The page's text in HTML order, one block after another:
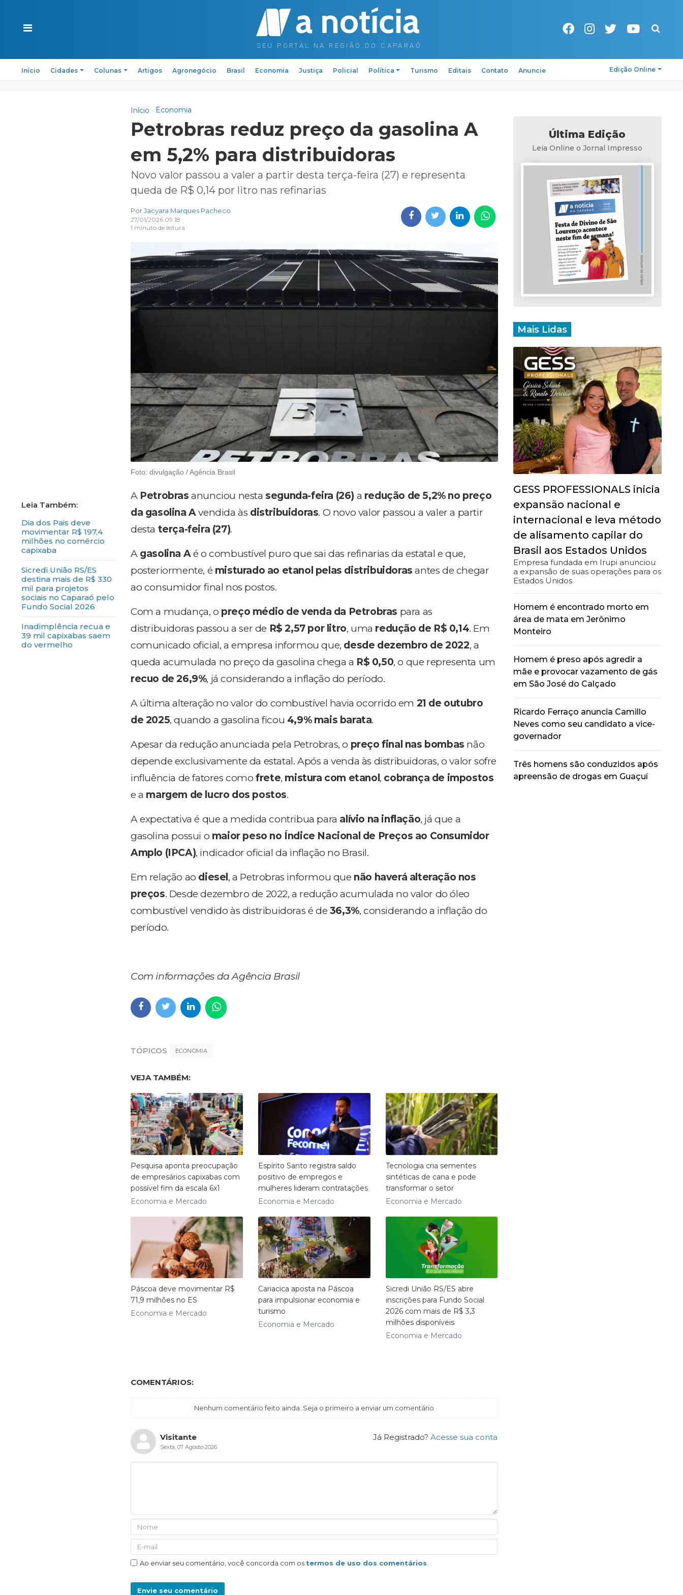
Pesquisa
Início Cidades Colunas Artigos Agronegócio Brasil Economia Justiça Policial Política Turismo Editais Contato Anuncie Edição Online
Dia dos Pais deve
movimentar R$ 197,4
milhões no comércio
capixaba
Sicredi União RS/ES
destina mais de R$ 330
mil para projetos
sociais no Caparaó pelo
Fundo Social 2026
Inadimplência recua e
39 mil capixabas saem
do vermelho
Início Economia
Petrobras reduz preço da gasolina A
em 5,2% para distribuidoras
Novo valor passou a valer a partir desta terça-feira (27) e representa
queda de R$ 0,14 por litro nas refinarias
PorJacyara Marques Pacheco
27/01/2026 09:18
1 minuto de leitura
Foto: divulgação / Agência Brasil
A Petrobras anunciou nesta segunda-feira (26) a redução de 5,2% no preço
da gasolina Avendida às distribuidoras. O novo valor passou a valer a partir
desta terça-feira (27).
A gasolina Aé o combustível puro que sai das refinarias da estatal e que,
posteriormente, é misturado ao etanol pelas distribuidoras antes de chegar
ao consumidor final nos postos.
Com a mudança, o preço médio de venda da Petrobras para as
distribuidoras passou a ser de R$ 2,57 por litro, uma redução de R$ 0,14. Em
comunicado oficial, a empresa informou que, desde dezembro de 2022, a
queda acumulada no preço da gasolina chega a R$ 0,50, o que representa um
recuo de 26,9%, já considerando a inflação do período.
A última alteração no valor do combustível havia ocorrido em 21 de outubro
de 2025, quando a gasolina ficou 4,9% mais barata.
Apesar da redução anunciada pela Petrobras, o preço final nas bombas não
depende exclusivamente da estatal. Após a venda às distribuidoras, o valor sofre
influência de fatores comofrete, mistura com etanol , cobrança de impostos
e a margem de lucro dos postos.
A expectativa é que a medida contribua para alívio na inflação, já que a
gasolina possui o maior peso no Índice Nacional de Preços ao Consumidor
Amplo (IPCA), indicador oficial da inflação no Brasil.
Em relação ao diesel , a Petrobras informou que não haverá alteração nos
preços. Desde dezembro de 2022, a redução acumulada no valor do óleo
combustível vendido às distribuidoras é de 36,3%, considerando a inflação do
período.
Com informações da Agência Brasil
TÓPICOS ECONOMIA
VEJA TAMBÉM:
Pesquisa aponta preocupação
de empresários capixabas com
possível fim da escala 6x1
Economia e Mercado
Espírito Santo registra saldo
positivo de empregos e
mulheres lideram contratações
Economia e Mercado
Tecnologia cria sementes
sintéticas de cana e pode
transformar o setor
Economia e Mercado
Páscoa deve movimentar R$
71,9 milhões no ES
Economia e Mercado
Cariacica aposta na Páscoa
para impulsionar economia e
turismo
Economia e Mercado
Sicredi União RS/ES abre
inscrições para Fundo Social
2026 com mais de R$ 3,3
milhões disponíveis
Economia e Mercado
COMENTÁRIOS:
Nenhum comentário feito ainda. Seja o primeiro a enviar um comentário
Já Registrado? Acesse sua conta
Visitante
Sexta, 07 Agosto 2026
Ao enviar seu comentário, você concorda com os termos de uso dos comentários
Envie seu comentário
Última Edição
Leia Online o Jornal Impresso
Mais Lidas
GESS PROFESSIONALS inicia
expansão nacional e
internacional e leva método
de alisamento capilar do
Brasil aos Estados Unidos
Empresa fundada em Irupi anunciou
a expansão de suas operações para os
Estados Unidos
Homem é encontrado morto em
área de mata em Jerônimo
Monteiro
Homem é preso após agredir a
mãe e provocar vazamento de gás
em São José do Calçado
Ricardo Ferraço anuncia Camillo
Neves como seu candidato a vice-
governador
Três homens são conduzidos após
apreensão de drogas em Guaçuí